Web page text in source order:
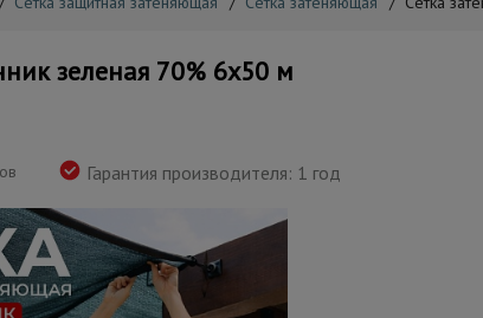
зеленая 70% 6х50 м
Гарантия производителя: 1 год